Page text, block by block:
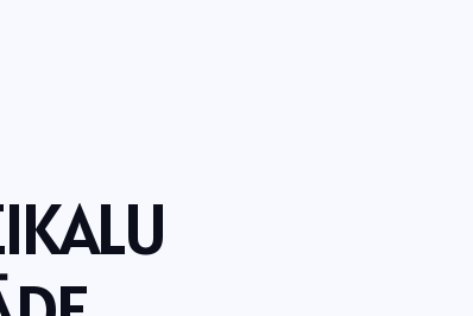
IKALU